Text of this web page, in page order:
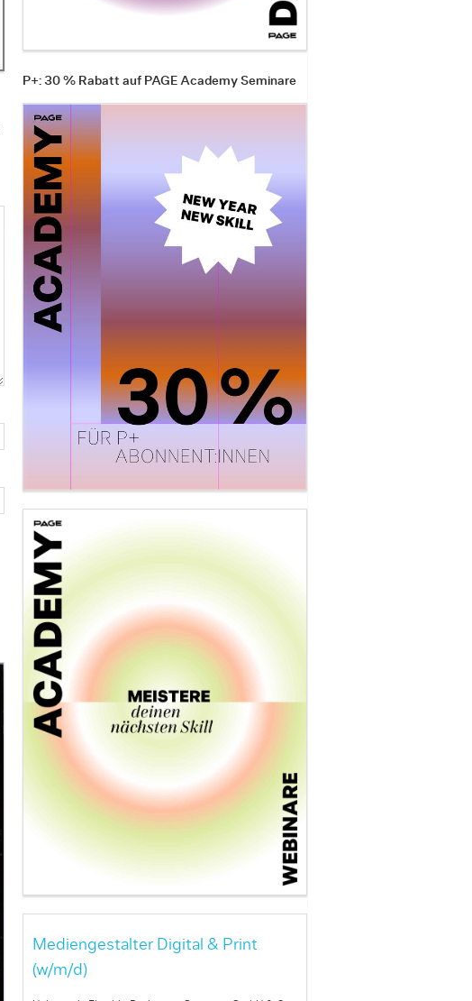
P+: 30 % Rabatt auf PAGE Academy Seminare
Mediengestalter Digital & Print
(w/m/d)